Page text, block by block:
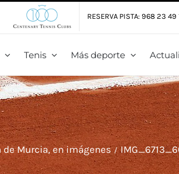
RESERVA PISTA: 968 23 49
Tenis Más deporte
de Murcia, en imágenes